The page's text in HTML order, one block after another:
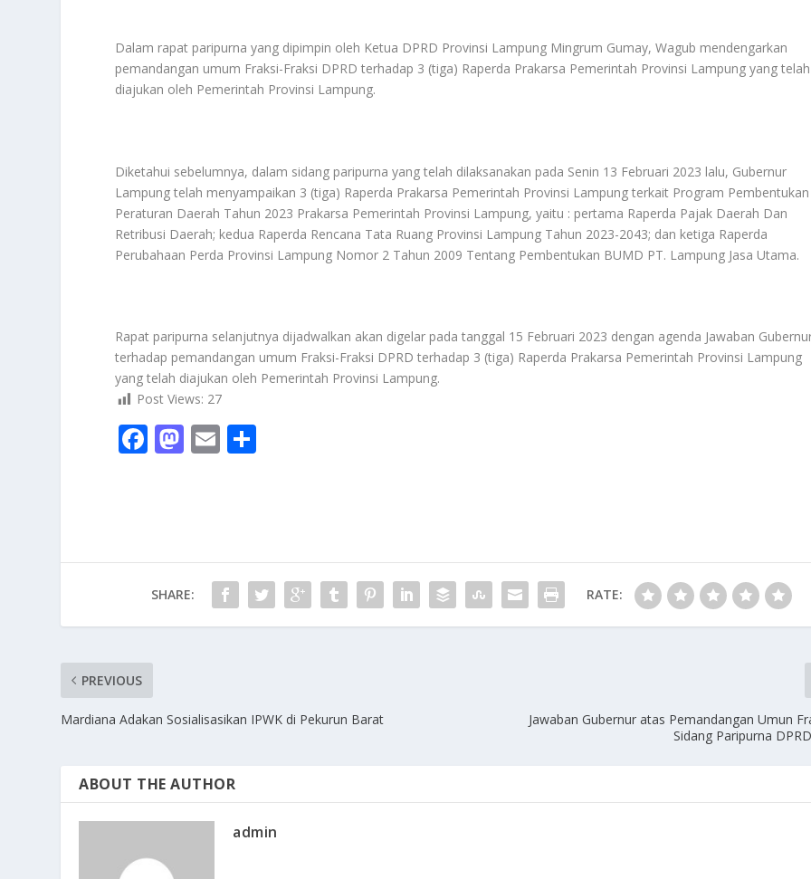
Dalam rapat paripurna yang dipimpin oleh Ketua DPRD Provinsi Lampung Mingrum Gumay, Wagub mendengarkan
pemandangan umum Fraksi-Fraksi DPRD terhadap 3 (tiga) Raperda Prakarsa Pemerintah Provinsi Lampung yang telah
diajukan oleh Pemerintah Provinsi Lampung.
Diketahui sebelumnya, dalam sidang paripurna yang telah dilaksanakan pada Senin 13 Februari 2023 lalu, Gubernur
Lampung telah menyampaikan 3 (tiga) Raperda Prakarsa Pemerintah Provinsi Lampung terkait Program Pembentukan
Peraturan Daerah Tahun 2023 Prakarsa Pemerintah Provinsi Lampung, yaitu : pertama Raperda Pajak Daerah Dan
Retribusi Daerah; kedua Raperda Rencana Tata Ruang Provinsi Lampung Tahun 2023-2043; dan ketiga Raperda
Perubahaan Perda Provinsi Lampung Nomor 2 Tahun 2009 Tentang Pembentukan BUMD PT. Lampung Jasa Utama.
Rapat paripurna selanjutnya dijadwalkan akan digelar pada tanggal 15 Februari 2023 dengan agenda Jawaban
terhadap pemandangan umum Fraksi-Fraksi DPRD terhadap 3 (tiga) Raperda Prakarsa Pemerintah Provinsi Lampung
yang telah diajukan oleh Pemerintah Provinsi Lampung.
Post Views: 27
F
o
o
k
M
o
n
E
SHARE: RATE:
PREVIOUS
Mardiana Adakan Sosialisasikan IPWK di Pekurun Barat
Jawaban Gubernur atas Pemandangan Umun
Sidang Paripurna
ABOUT THE AUTHOR
admin